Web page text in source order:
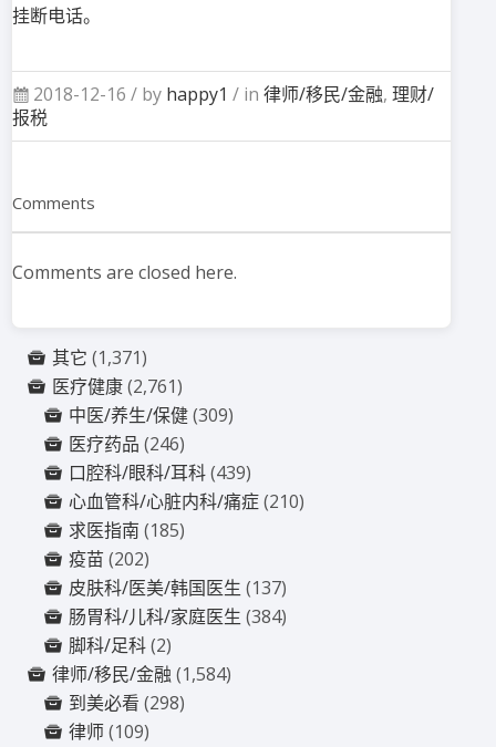
挂断电话。
2018-12-16 / by happy1 / in律师/移民/金融,理财/
报税
Comments
Comments are closed here.
其它 (1,371)
医疗健康(2,761)
中医/养生/保健(309)
医疗药品 (246)
口腔科/眼科/耳科(439)
心血管科/心脏内科/痛症(210)
求医指南 (185)
疫苗 (202)
皮肤科/医美/韩国医生 (137)
肠胃科/儿科/家庭医生 (384)
脚科/足科(2)
律师/移民/金融 (1,584)
到美必看 (298)
律师(109)